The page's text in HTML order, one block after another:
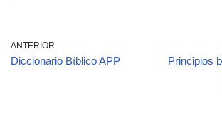
ANTERIOR
Diccionario Bíblico APP
Principios